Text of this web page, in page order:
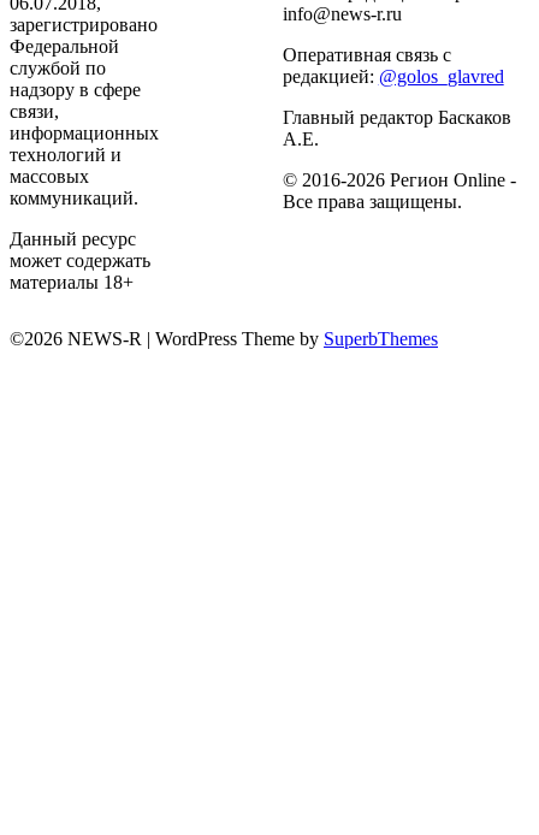
зарегистрировано
Федеральной
службой по
надзору в сфере
связи,
информационных
технологий и
массовых
коммуникаций.
Данный ресурс
может содержать
материалы 18+
info@news-r.ru
Оперативная связь с
редакцией: @golos_glavred
Главный редактор Баскаков
А.Е.
© 2016-2026 Регион Online -
Все права защищены.
©2026 NEWS-R | WordPress Theme by SuperbThemes